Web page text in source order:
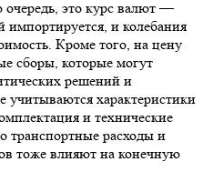
очередь, это курс валют —
импортируется, и колебания
Кроме того, на цену
сборы, которые могут
решений и
учитываются характеристики
и технические
транспортные расходы и
тоже влияют на конечную